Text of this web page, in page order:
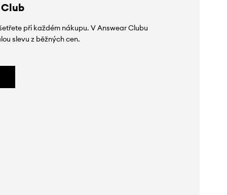
při každém nákupu. V Answear Clubu
slevu z běžných cen.